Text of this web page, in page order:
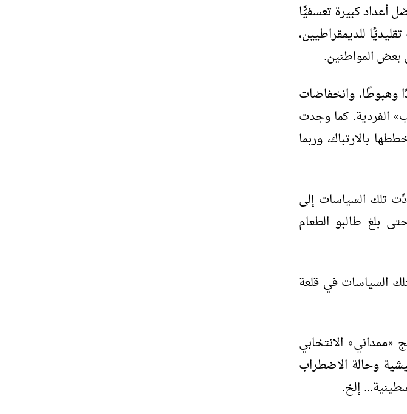
أعداد كبيرة تعسفيًّا
للديمقراطيين،
بعض المواطنين.
وهبوطًا، وانخفاضات
» الفردية. كما وجدت
بالارتباك، وربما
تلك السياسات إلى
بلغ طالبو الطعام
السياسات في قلعة
«ممداني» الانتخابي
وحالة الاضطراب
إلخ.